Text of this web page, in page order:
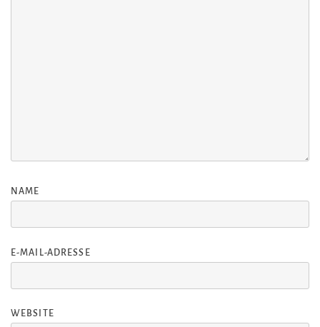
NAME
E-MAIL-ADRESSE
WEBSITE